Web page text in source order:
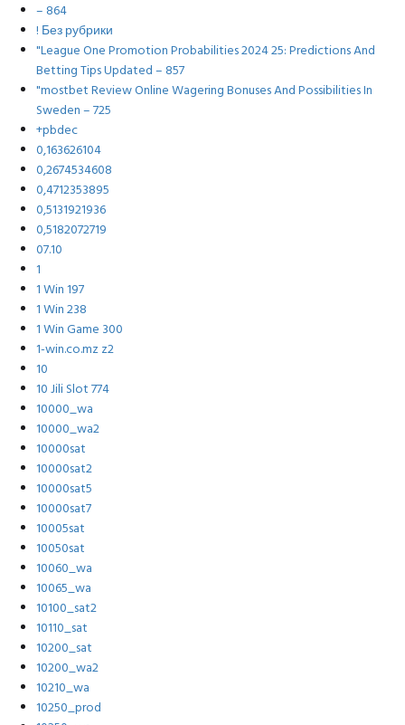
– 864
! Без рубрики
"League One Promotion Probabilities 2024 25: Predictions And
Betting Tips Updated – 857
"mostbet Review Online Wagering Bonuses And Possibilities In
Sweden – 725
+pbdec
0,163626104
0,2674534608
0,4712353895
0,5131921936
0,5182072719
07.10
1
1 Win 197
1 Win 238
1 Win Game 300
1-win.co.mz z2
10
10 Jili Slot 774
10000_wa
10000_wa2
10000sat
10000sat2
10000sat5
10000sat7
10005sat
10050sat
10060_wa
10065_wa
10100_sat2
10110_sat
10200_sat
10200_wa2
10210_wa
10250_prod